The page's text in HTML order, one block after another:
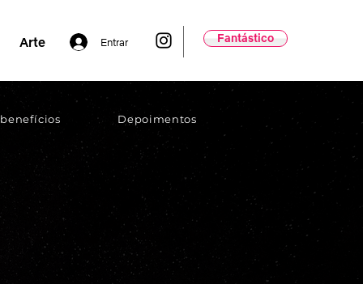
Arte Entrar Fantástico
benefícios Depoimentos